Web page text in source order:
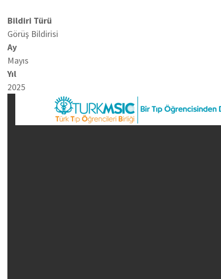
Bildiri Türü
Görüş Bildirisi
Ay
Mayıs
Yıl
2025